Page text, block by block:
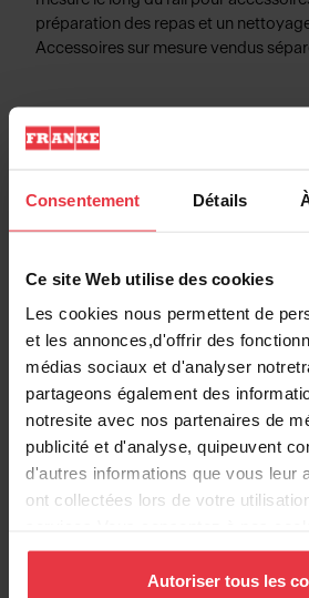
Consentement Détails
Ce site Web utilise des cookies
Les cookies nous permettent de
et les annonces,d'offrir des
médias sociaux et d'analyser
partageons également des
notresite avec nos partenaires de
publicité et d'analyse, quipeuvent
d'autres informations que vous leur
ont collectées lors de votre
continuez à utiliser notre site Web.
Autoriser tous les
préparation des repas et un
Accessoires sur mesure vendus
Information produit
EAN/UPC
Type de matériau